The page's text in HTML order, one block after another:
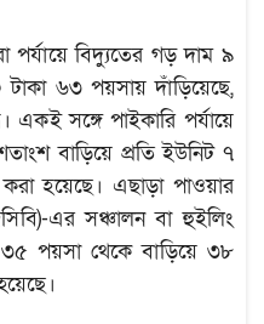
বিদ্যুতের গড় দাম ৯
৬৩ পয়সায় দাঁড়িয়েছে,
সঙ্গে পাইকারি পর্যায়ে
বাড়িয়ে প্রতি ইউনিট ৭
হয়েছে। এছাড়া পাওয়ার
এর সঞ্চালন বা হুইলিং
পয়সা থেকে বাড়িয়ে ৩৮